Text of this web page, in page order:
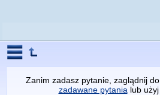
Zanim zadasz pytanie, zaglądnij do
zadawane pytania lub użyj